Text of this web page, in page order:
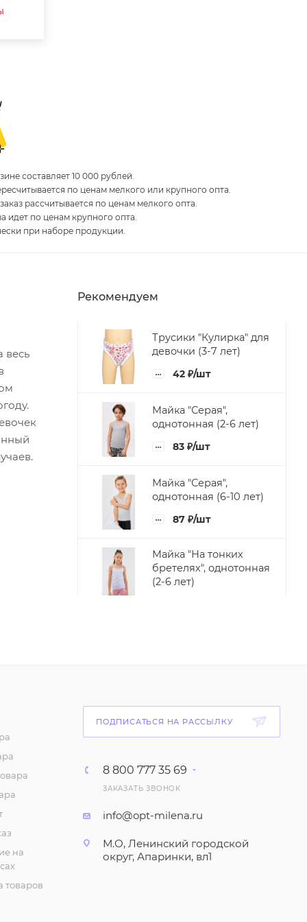
составляет 10 000 рублей.
по ценам мелкого или крупного опта.
рассчитывается по ценам мелкого опта.
идет по ценам крупного опта.
при наборе продукции.
весь
Рекомендуем
Трусики "Кулирка" для
девочки (3-7 лет)
42 ₽/шт
Майка "Серая",
однотонная (2-6 лет)
83 ₽/шт
Майка "Серая",
однотонная (6-10 лет)
87 ₽/шт
Майка "На тонких
бретелях", однотонная
(2-6 лет)
Майка с принтом для
девочки (6-10 лет)
Шорты с принтом для
на
товаров
ПОДПИСАТЬСЯ НА РАССЫЛКУ
8 800 777 35 69
ЗАКАЗАТЬ ЗВОНОК
info@opt-milena.ru
М.О, Ленинский городской
округ, Апаринки, вл1